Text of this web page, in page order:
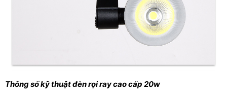
Thông số kỹ thuật đèn rọi ray cao cấp 20w